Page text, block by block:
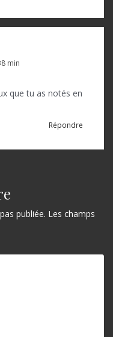
min
que tu as notés en
Répondre
publiée. Les champs